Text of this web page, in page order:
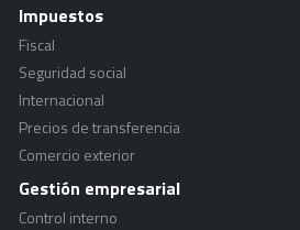
Impuestos
Fiscal
Seguridad social
Internacional
Precios de transferencia
Comercio exterior
Gestión empresarial
Control interno